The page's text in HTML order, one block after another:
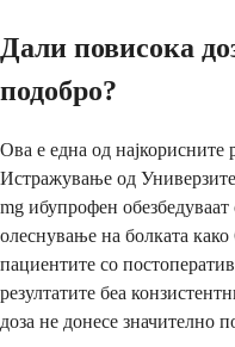
Дали повисока
подобро?
Ова е една од најкорисните
Истражување од
mg ибупрофен
олеснување на болката
пациентите со
резултатите беа
доза не донесе значително